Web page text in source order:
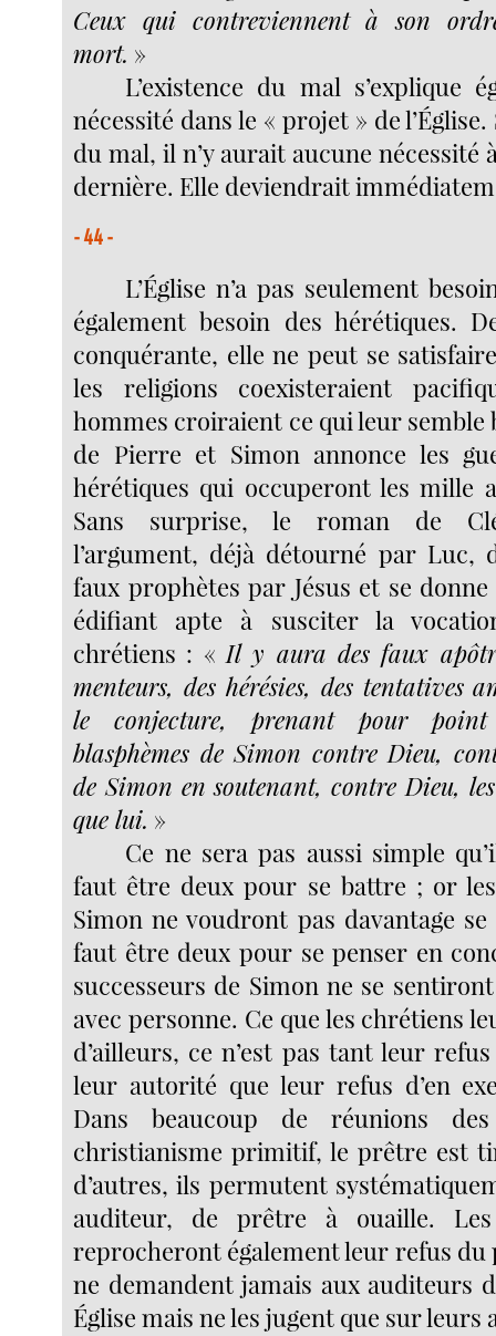
Ceux qui contreviennent à son
mort. »
L’existence du mal s’explique
nécessité dans le « projet » de
du mal, il n’y aurait aucune nécessité
dernière. Elle deviendrait
- 44 -
L’Église n’a pas seulement
également besoin des hérétiques.
conquérante, elle ne peut se
les religions coexisteraient
hommes croiraient ce qui leur semble
de Pierre et Simon annonce les
hérétiques qui occuperont les mille
Sans surprise, le roman de
l’argument, déjà détourné par Luc,
faux prophètes par Jésus et se
édifiant apte à susciter la
chrétiens : «Il y aura des faux
menteurs, des hérésies, des tentatives
le conjecture, prenant pour
blasphèmes de Simon contre Dieu,
de Simon en soutenant, contre Dieu,
que lui. »
Ce ne sera pas aussi simple
faut être deux pour se battre ; or
Simon ne voudront pas davantage
faut être deux pour se penser en
successeurs de Simon ne se
avec personne. Ce que les chrétiens
d’ailleurs, ce n’est pas tant leur
leur autorité que leur refus d’en
Dans beaucoup de réunions
christianisme primitif, le prêtre est
d’autres, ils permutent
auditeur, de prêtre à ouaille.
reprocheront également leur refus du
ne demandent jamais aux auditeurs
Église mais ne les jugent que sur leurs